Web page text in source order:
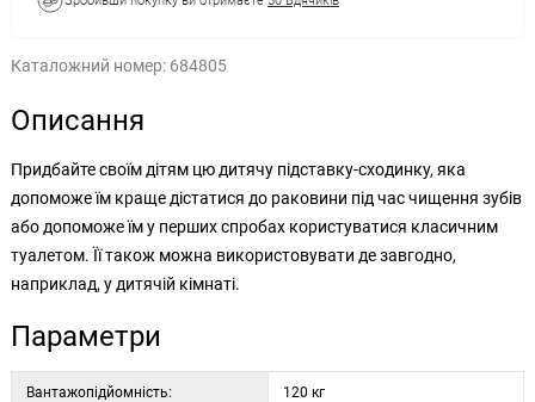
Каталожний номер: 684805
Описання
Придбайте своїм дітям цю дитячу підставку-сходинку, яка
допоможе їм краще дістатися до раковини під час чищення зубів
або допоможе їм у перших спробах користуватися класичним
туалетом. Її також можна використовувати де завгодно,
наприклад, у дитячій кімнаті.
Параметри
Вантажопідйомність: 120 кг